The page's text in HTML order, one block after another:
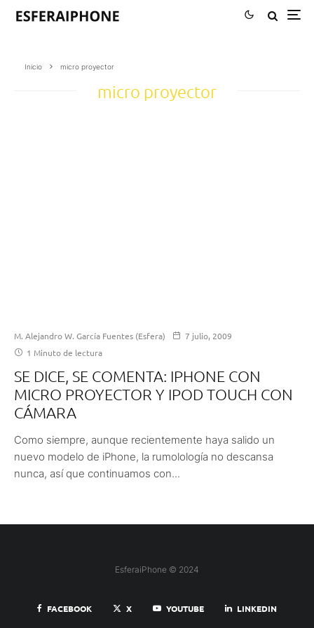
Inicio micro proyector
micro proyector
M. Alejandro W. García Fuentes (Esfera)
7 julio, 2009
1 Minuto de lectura
SE DICE, SE COMENTA: IPHONE CON
MICRO PROYECTOR Y IPOD TOUCH CON
CÁMARA
Como siempre, aunque recientemente haya salido un
nuevo modelo de iPhone, la rumolología no descansa
nunca, así que continuamos con...
EsferaiPhone © 2024
FACEBOOK X YOUTUBE LINKEDIN